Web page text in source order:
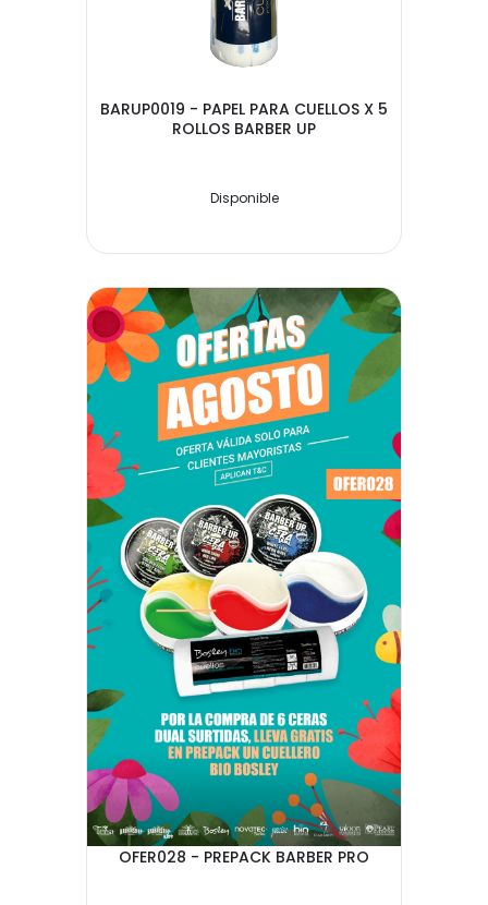
BARUP0019 - PAPEL PARA CUELLOS X 5
ROLLOS BARBER UP
Disponible
OFER028 - PREPACK BARBER PRO